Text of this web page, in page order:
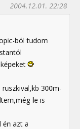
2004.12.01. 22:28
ból tudom
300m-
le is
én azt a